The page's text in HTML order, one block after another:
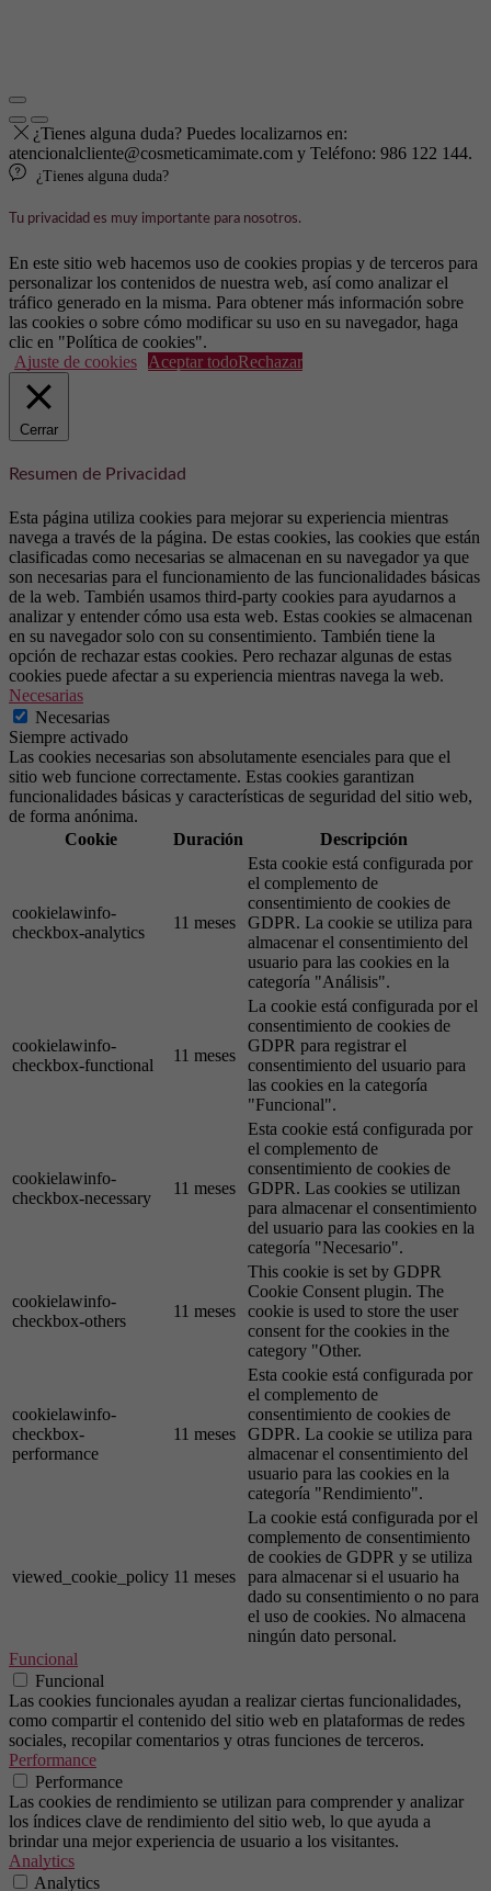
¿Tienes alguna duda? Puedes localizarnos en:
atencionalcliente@cosmeticamimate.com y Teléfono: 986 122 144.
¿Tienes alguna duda?
Tu privacidad es muy importante para nosotros.
En este sitio web hacemos uso de cookies propias y de terceros para
personalizar los contenidos de nuestra web, así como analizar el
tráfico generado en la misma. Para obtener más información sobre
las cookies o sobre cómo modificar su uso en su navegador, haga
clic en "Política de cookies".
Ajuste de cookies
Aceptar todoRechazar
Cerrar
Resumen de Privacidad
Esta página utiliza cookies para mejorar su experiencia mientras
navega a través de la página. De estas cookies, las cookies que están
clasificadas como necesarias se almacenan en su navegador ya que
son necesarias para el funcionamiento de las funcionalidades básicas
de la web. También usamos third-party cookies para ayudarnos a
analizar y entender cómo usa esta web. Estas cookies se almacenan
en su navegador solo con su consentimiento. También tiene la
opción de rechazar estas cookies. Pero rechazar algunas de estas
cookies puede afectar a su experiencia mientras navega la web.
Necesarias
Necesarias
Siempre activado
Las cookies necesarias son absolutamente esenciales para que el
sitio web funcione correctamente. Estas cookies garantizan
funcionalidades básicas y características de seguridad del sitio web,
de forma anónima.
Cookie
Duración Descripción
cookielawinfo-
checkbox-analytics
11 meses
Esta cookie está configurada por
el complemento de
consentimiento de cookies de
GDPR. La cookie se utiliza para
almacenar el consentimiento del
usuario para las cookies en la
categoría "Análisis".
cookielawinfo-
checkbox-functional
11 meses
La cookie está configurada por el
consentimiento de cookies de
GDPR para registrar el
consentimiento del usuario para
las cookies en la categoría
"Funcional".
cookielawinfo-
checkbox-necessary
11 meses
Esta cookie está configurada por
el complemento de
consentimiento de cookies de
GDPR. Las cookies se utilizan
para almacenar el consentimiento
del usuario para las cookies en la
categoría "Necesario".
cookielawinfo-
checkbox-others
11 meses
This cookie is set by GDPR
Cookie Consent plugin. The
cookie is used to store the user
consent for the cookies in the
category "Other.
cookielawinfo-
checkbox-
performance
11 meses
Esta cookie está configurada por
el complemento de
consentimiento de cookies de
GDPR. La cookie se utiliza para
almacenar el consentimiento del
usuario para las cookies en la
categoría "Rendimiento".
viewed_cookie_policy 11 meses
La cookie está configurada por el
complemento de consentimiento
de cookies de GDPR y se utiliza
para almacenar si el usuario ha
dado su consentimiento o no para
el uso de cookies. No almacena
ningún dato personal.
Funcional
Funcional
Las cookies funcionales ayudan a realizar ciertas funcionalidades,
como compartir el contenido del sitio web en plataformas de redes
sociales, recopilar comentarios y otras funciones de terceros.
Performance
Performance
Las cookies de rendimiento se utilizan para comprender y analizar
los índices clave de rendimiento del sitio web, lo que ayuda a
brindar una mejor experiencia de usuario a los visitantes.
Analytics
Analytics